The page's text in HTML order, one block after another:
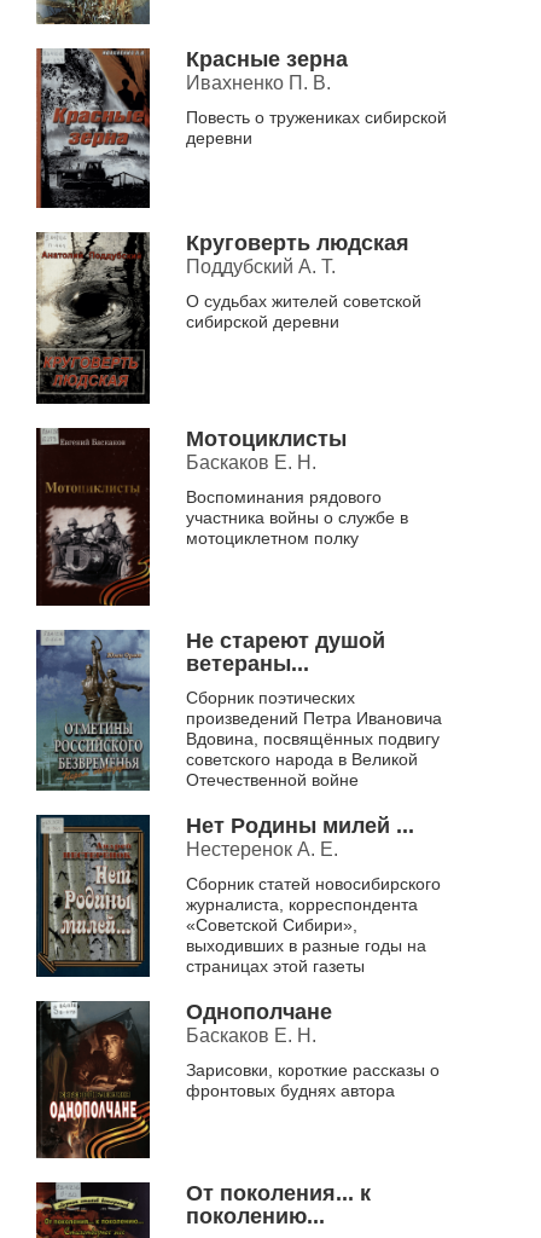
Красные зерна
Ивахненко П. В.
Повесть о тружениках сибирской
деревни
Круговерть людская
Поддубский А. Т.
О судьбах жителей советской
сибирской деревни
Мотоциклисты
Баскаков Е. Н.
Воспоминания рядового
участника войны о службе в
мотоциклетном полку
Не стареют душой
ветераны...
Сборник поэтических
произведений Петра Ивановича
Вдовина, посвящённых подвигу
советского народа в Великой
Отечественной войне
Нет Родины милей ...
Нестеренок А. Е.
Сборник статей новосибирского
журналиста, корреспондента
«Советской Сибири»,
выходивших в разные годы на
страницах этой газеты
Однополчане
Баскаков Е. Н.
Зарисовки, короткие рассказы о
фронтовых буднях автора
От поколения... к
поколению...